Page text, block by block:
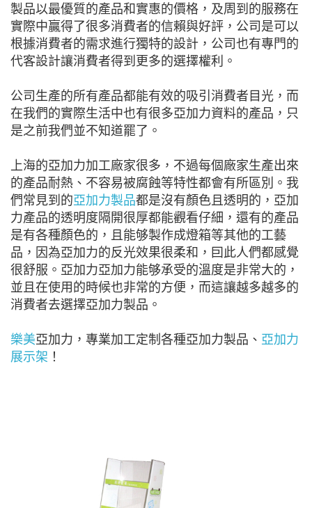
製品以最優質的產品和實惠的價格，及周到的服務在
實際中贏得了很多消費者的信賴與好評，公司是可以
根據消費者的需求進行獨特的設計，公司也有專門的
代客設計讓消費者得到更多的選擇權利。
公司生產的所有產品都能有效的吸引消費者目光，而
在我們的實際生活中也有很多亞加力資料的產品，只
是之前我們並不知道罷了。
上海的亞加力加工廠家很多，不過每個廠家生產出來
的產品耐熱、不容易被腐蝕等特性都會有所區別。我
們常見到的亞加力製品都是沒有顏色且透明的，亞加
力產品的透明度隔開很厚都能觀看仔細，還有的產品
是有各種顏色的，且能够製作成燈箱等其他的工藝
品，因為亞加力的反光效果很柔和，囙此人們都感覺
很舒服。亞加力亞加力能够承受的溫度是非常大的，
並且在使用的時候也非常的方便，而這讓越多越多的
消費者去選擇亞加力製品。
樂美亞加力，專業加工定制各種亞加力製品、 亞加力
展示架 ！